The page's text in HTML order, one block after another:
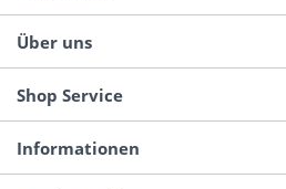
Über uns
Shop Service
Informationen